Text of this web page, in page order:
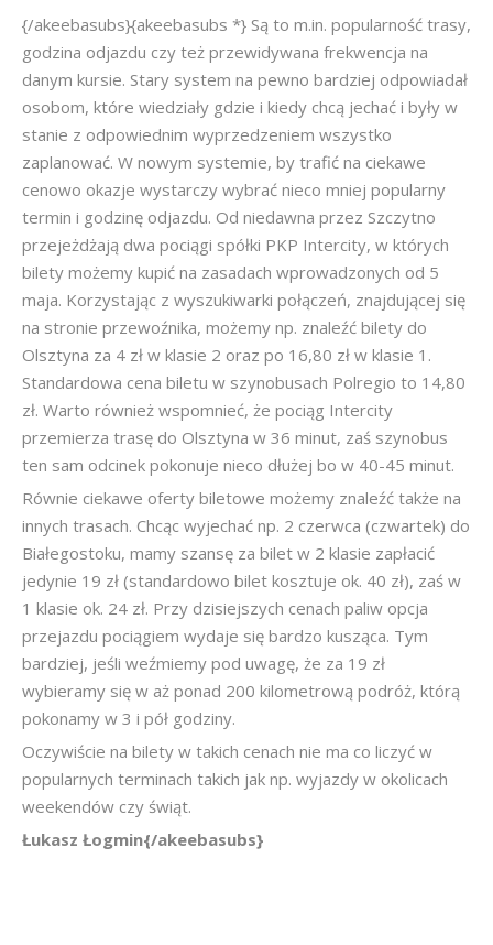
{/akeebasubs}{akeebasubs *} Są to m.in. popularność trasy,
godzina odjazdu czy też przewidywana frekwencja na
danym kursie. Stary system na pewno bardziej odpowiadał
osobom, które wiedziały gdzie i kiedy chcą jechać i były w
stanie z odpowiednim wyprzedzeniem wszystko
zaplanować. W nowym systemie, by trafić na ciekawe
cenowo okazje wystarczy wybrać nieco mniej popularny
termin i godzinę odjazdu. Od niedawna przez Szczytno
przejeżdżają dwa pociągi spółki PKP Intercity, w których
bilety możemy kupić na zasadach wprowadzonych od 5
maja. Korzystając z wyszukiwarki połączeń, znajdującej się
na stronie przewoźnika, możemy np. znaleźć bilety do
Olsztyna za 4 zł w klasie 2 oraz po 16,80 zł w klasie 1.
Standardowa cena biletu w szynobusach Polregio to 14,80
zł. Warto również wspomnieć, że pociąg Intercity
przemierza trasę do Olsztyna w 36 minut, zaś szynobus
ten sam odcinek pokonuje nieco dłużej bo w 40-45 minut.
Równie ciekawe oferty biletowe możemy znaleźć także na
innych trasach. Chcąc wyjechać np. 2 czerwca (czwartek) do
Białegostoku, mamy szansę za bilet w 2 klasie zapłacić
jedynie 19 zł (standardowo bilet kosztuje ok. 40 zł), zaś w
1 klasie ok. 24 zł. Przy dzisiejszych cenach paliw opcja
przejazdu pociągiem wydaje się bardzo kusząca. Tym
bardziej, jeśli weźmiemy pod uwagę, że za 19 zł
wybieramy się w aż ponad 200 kilometrową podróż, którą
pokonamy w 3 i pół godziny.
Oczywiście na bilety w takich cenach nie ma co liczyć w
popularnych terminach takich jak np. wyjazdy w okolicach
weekendów czy świąt.
Łukasz Łogmin{/akeebasubs}